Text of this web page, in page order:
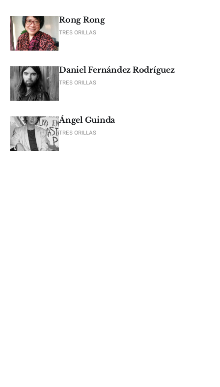
Rong Rong
TRES ORILLAS
Daniel Fernández Rodríguez
TRES ORILLAS
Ángel Guinda
TRES ORILLAS